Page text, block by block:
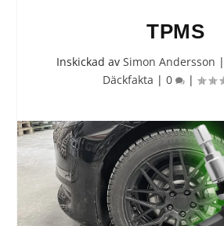
TPMS
Inskickad av Simon Andersson |
Däckfakta | 0 |